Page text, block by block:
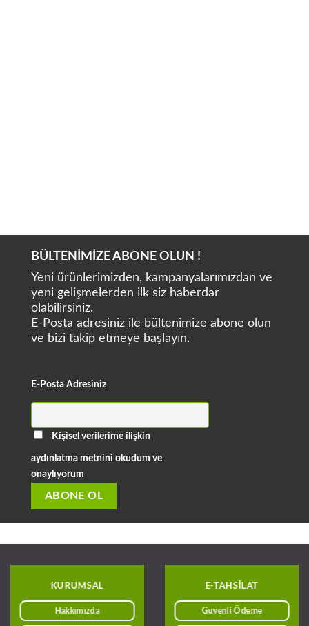
BÜLTENİMİZE ABONE OLUN !
Yeni ürünlerimizden, kampanyalarımızdan ve
yeni gelişmelerden ilk siz haberdar
olabilirsiniz.
E-Posta adresiniz ile bültenimize abone olun
ve bizi takip etmeye başlayın.
E-Posta Adresiniz
Kişisel verilerime ilişkin
aydınlatma metnini okudum ve
onaylıyorum
KURUMSAL
Hakkımızda
E-TAHSILAT
Güvenli Ödeme